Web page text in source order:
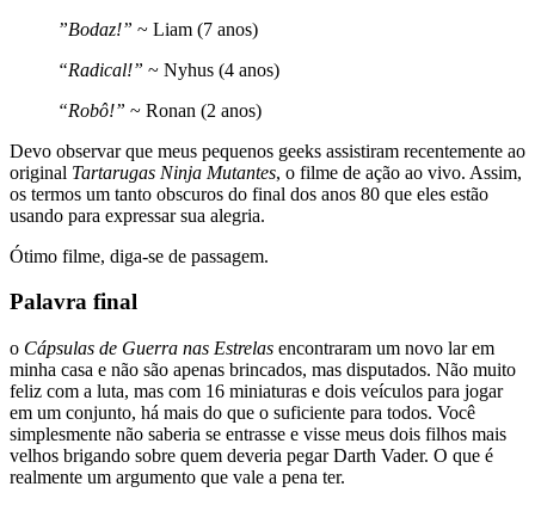
”Bodaz!” ~ Liam (7 anos)
“Radical!” ~ Nyhus (4 anos)
“Robô!” ~ Ronan (2 anos)
Devo observar que meus pequenos geeks assistiram recentemente ao
original Tartarugas Ninja Mutantes, o filme de ação ao vivo. Assim,
os termos um tanto obscuros do final dos anos 80 que eles estão
usando para expressar sua alegria.
Ótimo filme, diga-se de passagem.
Palavra final
o Cápsulas de Guerra nas Estrelas encontraram um novo lar em
minha casa e não são apenas brincados, mas disputados. Não muito
feliz com a luta, mas com 16 miniaturas e dois veículos para jogar
em um conjunto, há mais do que o suficiente para todos. Você
simplesmente não saberia se entrasse e visse meus dois filhos mais
velhos brigando sobre quem deveria pegar Darth Vader. O que é
realmente um argumento que vale a pena ter.